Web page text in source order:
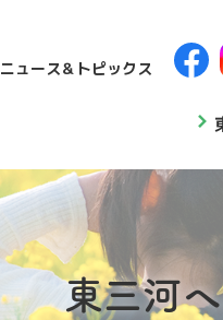
ニュース＆トピックス
東三河